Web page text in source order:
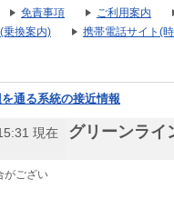
免責事項 ご利用案内
乗換案内)
携帯電話サイト(
通る系統の接近情報
現在
がござい
グリーンライ